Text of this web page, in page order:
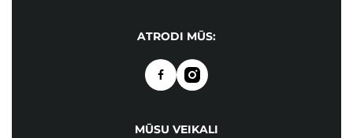
ATRODI MŪS:
MŪSU VEIKALI